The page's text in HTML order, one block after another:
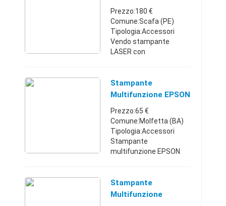
CX29
Prezzo:180 €
Comune:Scafa (PE)
Tipologia:Accessori
Vendo stampante
LASER con
e fax EPSON ACULASER
CX 29F stampa
Completa di car ...
Stampante
Multifunzione EPSON
XP-442 NUOVA
NEGOZIO
Prezzo:65 €
Comune:Molfetta (BA)
Tipologia:Accessori
Stampante
multifunzione EPSON
Contatto su whatsupp
348.65.13.358
Stampante
Multifunzione